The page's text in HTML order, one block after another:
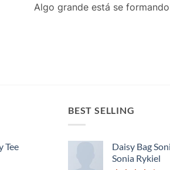
Algo grande está se
Tee
BEST SELLING
Daisy Bag
Sonia Rykiel